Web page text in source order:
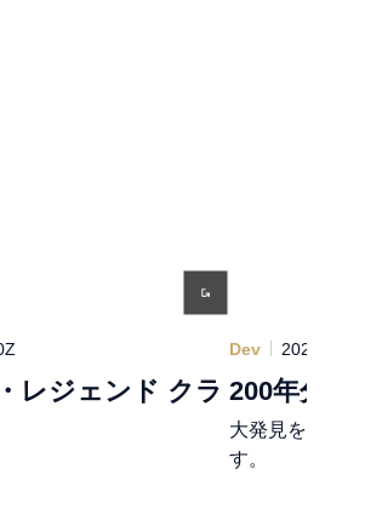
レジェンド クラ
Dev 2026-06-
200年分の
大発見をした
す。